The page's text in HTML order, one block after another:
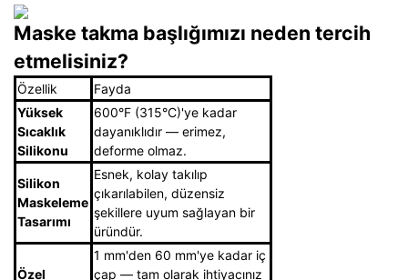
Maske takma başlığımızı neden tercih
etmelisiniz?
Özellik
Fayda
Yüksek
Sıcaklık
Silikonu
600°F (315°C)'ye kadar
dayanıklıdır — erimez,
deforme olmaz.
Silikon
Maskeleme
Tasarımı
Esnek, kolay takılıp
çıkarılabilen, düzensiz
şekillere uyum sağlayan bir
üründür.
Özel
1 mm'den 60 mm'ye kadar iç
çap — tam olarak ihtiyacınız